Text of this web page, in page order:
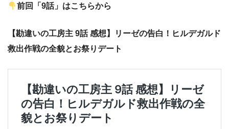
前回「9話」はこちらから
【勘違いの工房主 9話 感想】リーゼの告白！ヒルデガルド
救出作戦の全貌とお祭りデート